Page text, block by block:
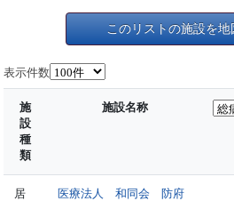
このリストの施設を
表示件数
施
設
種
類
施設名称
居
医療法人 和同会 防府